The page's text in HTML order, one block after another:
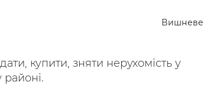
Вишневе
купити, зняти нерухомість у